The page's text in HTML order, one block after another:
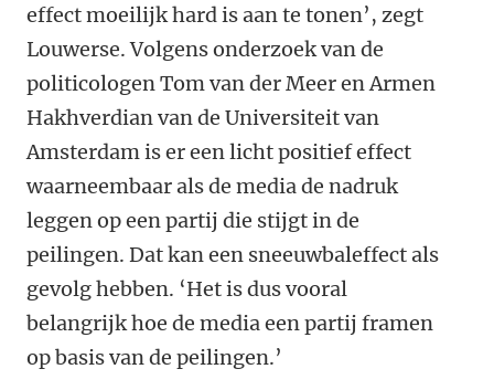
effect moeilijk hard is aan te tonen’, zegt
Louwerse. Volgens onderzoek van de
politicologen Tom van der Meer en Armen
Hakhverdian van de Universiteit van
Amsterdam is er een licht positief effect
waarneembaar als de media de nadruk
leggen op een partij die stijgt in de
peilingen. Dat kan een sneeuwbaleffect als
gevolg hebben. ‘Het is dus vooral
belangrijk hoe de media een partij framen
op basis van de peilingen.’